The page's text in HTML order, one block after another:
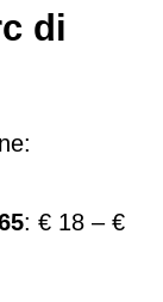
di
: € 18 – €